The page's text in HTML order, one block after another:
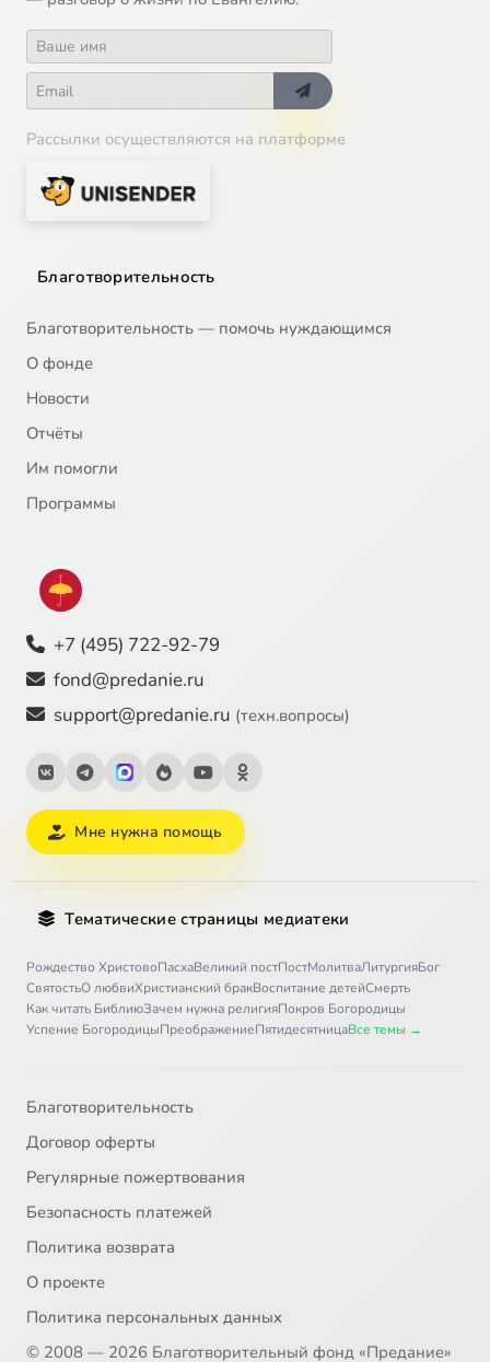
Рассылки осуществляются на платформе
Благотворительность
Благотворительность — помочь нуждающимся
О фонде
Новости
Отчёты
Им помогли
Программы
+7 (495) 722-92-79
fond@predanie.ru
support@predanie.ru (техн.вопросы)
Мне нужна помощь
Тематические страницы медиатеки
Рождество ХристовоПасхаВеликий постПостМолитваЛитургияБог
СвятостьО любвиХристианский бракВоспитание детейСмерть
Как читать БиблиюЗачем нужна религияПокров Богородицы
Успение БогородицыПреображениеПятидесятницаВсе темы →
Благотворительность
Договор оферты
Регулярные пожертвования
Безопасность платежей
Политика возврата
О проекте
Политика персональных данных
© 2008 — 2026 Благотворительный фонд «Предание»